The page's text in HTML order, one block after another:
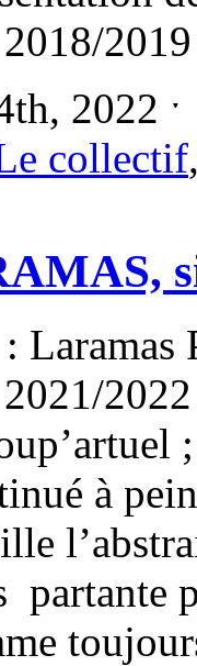
2022
collectif
Laramas
à
partante